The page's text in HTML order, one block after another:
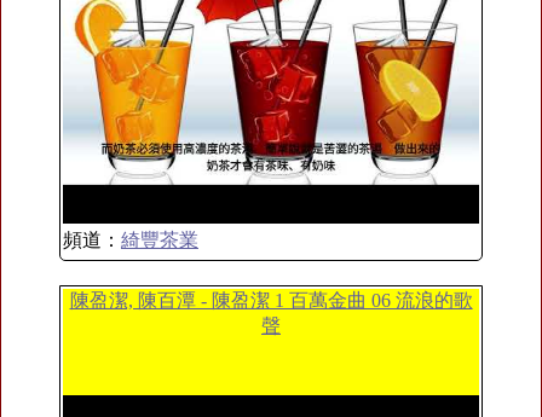
頻道： 綺豐茶業
陳盈潔, 陳百潭 - 陳盈潔 1 百萬金曲 06 流浪的歌
聲